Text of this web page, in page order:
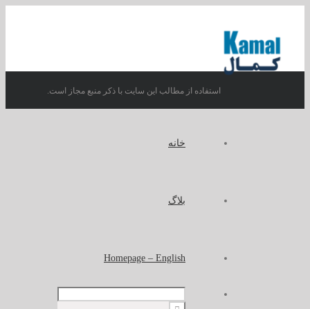
خانه
بلاگ
Homepage – English
استفاده از مطالب این سایت با ذکر منبع مجاز است.